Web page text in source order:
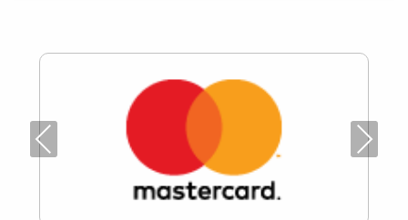
Previous Next